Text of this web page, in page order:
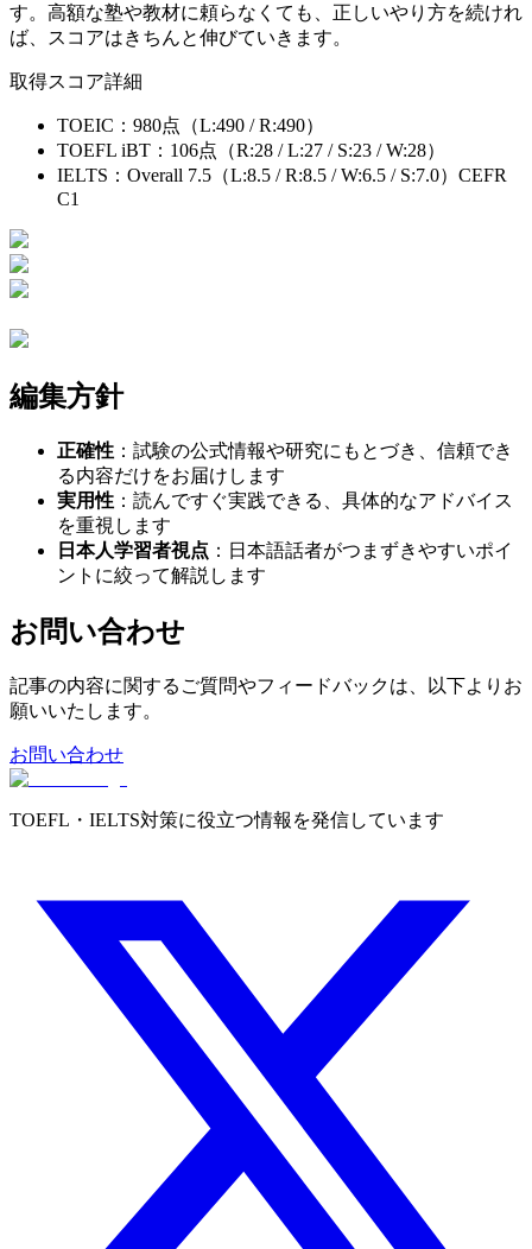
す。高額な塾や教材に頼らなくても、正しいやり方を続けれ
ば、スコアはきちんと伸びていきます。
取得スコア詳細
TOEIC ：980点（L:490 / R:490）
TOEFL iBT ：106点（R:28 / L:27 / S:23 / W:28）
IELTS ：Overall 7.5（L:8.5 / R:8.5 / W:6.5 / S:7.0）CEFR
C1
編集方針
正確性 ：試験の公式情報や研究にもとづき、信頼でき
る内容だけをお届けします
実用性 ：読んですぐ実践できる、具体的なアドバイス
を重視します
日本人学習者視点 ：日本語話者がつまずきやすいポイ
ントに絞って解説します
お問い合わせ
記事の内容に関するご質問やフィードバックは、以下よりお
願いいたします。
お問い合わせ
TOEFL・IELTS対策に役立つ情報を発信しています